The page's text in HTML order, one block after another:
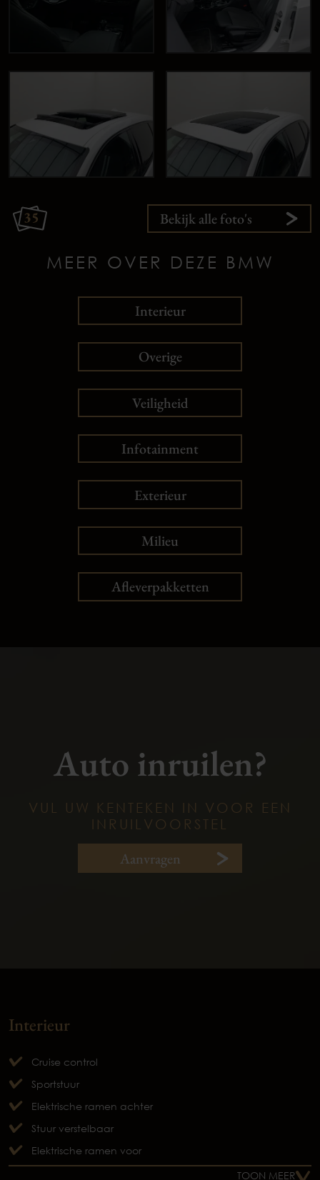
35 Bekijk alle foto's
MEER OVER DEZE BMW
Interieur
Overige
Veiligheid
Infotainment
Exterieur
Milieu
Afleverpakketten
Auto inruilen?
VUL UW KENTEKEN IN VOOR EEN
INRUILVOORSTEL
Aanvragen
Interieur
Cruise control
Sportstuur
Elektrische ramen achter
Stuur verstelbaar
Elektrische ramen voor
TOON MEER